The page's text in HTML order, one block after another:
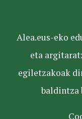
Alea.eus-eko
eta
egiletzakoak
baldintza